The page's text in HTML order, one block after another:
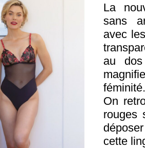
La
sans
avec
au
féminité.
On
rouges
cette